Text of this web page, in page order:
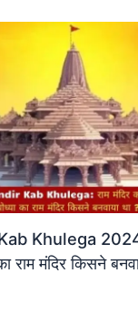
Khulega 2024:
राम मंदिर किसने